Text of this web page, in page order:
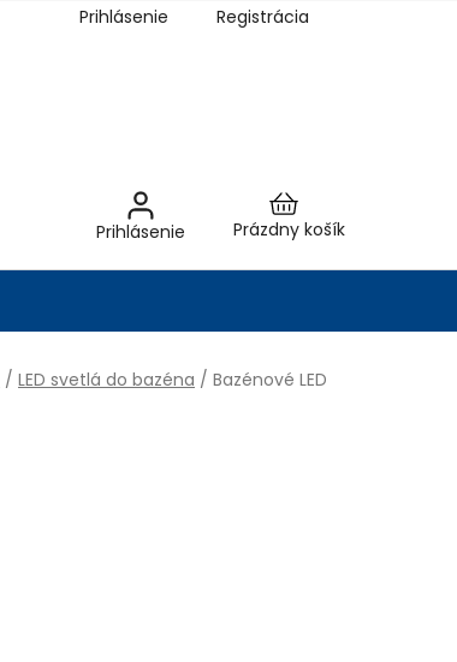
Prihlásenie Registrácia
Prihlásenie
Nákupný
Prázdny košík
/ LED svetlá do bazéna / Bazénové LED